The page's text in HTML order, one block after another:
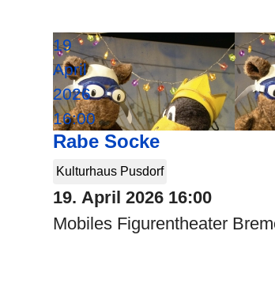
19
April
2026
16:00
Rabe Socke
Kulturhaus Pusdorf
19. April 2026 16:00
Mobiles Figurentheater